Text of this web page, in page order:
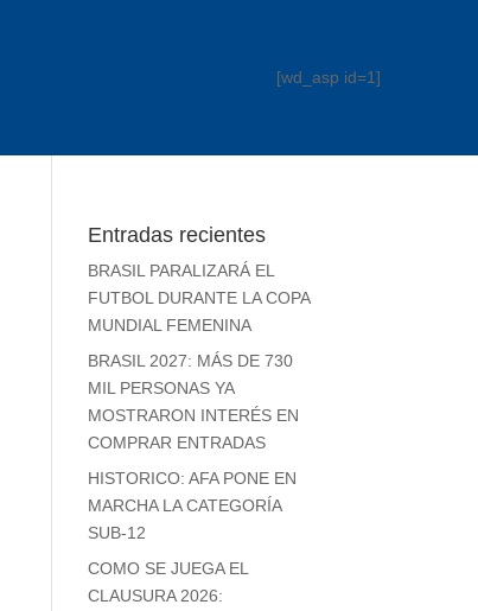
[wd_asp id=1]
Entradas recientes
BRASIL PARALIZARÁ EL
FUTBOL DURANTE LA COPA
MUNDIAL FEMENINA
BRASIL 2027: MÁS DE 730
MIL PERSONAS YA
MOSTRARON INTERÉS EN
COMPRAR ENTRADAS
HISTORICO: AFA PONE EN
MARCHA LA CATEGORÍA
SUB-12
COMO SE JUEGA EL
CLAUSURA 2026: